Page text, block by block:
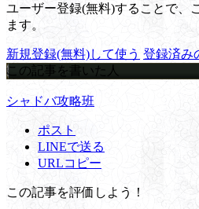
ユーザー登録(無料)することで、
ます。
新規登録(無料)して使う 登録済み
この記事を書いた人
シャドバ攻略班
ポスト
LINEで送る
URLコピー
この記事を評価しよう！